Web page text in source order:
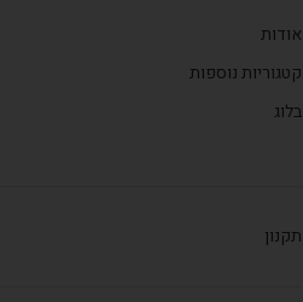
אודות
קטגוריות נוספות
בלוג
תקנון